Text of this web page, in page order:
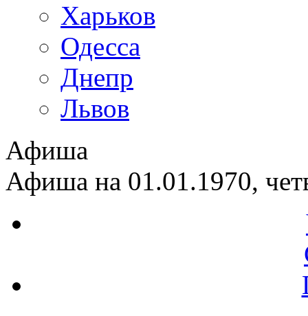
Харьков
Одесса
Днепр
Львов
Афиша
Афиша на 01.01.1970,